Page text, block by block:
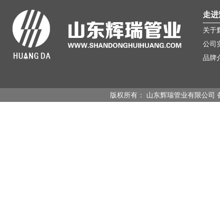
走
关于
公司
品牌
版权所有： 山东辉瑞管业有限公司